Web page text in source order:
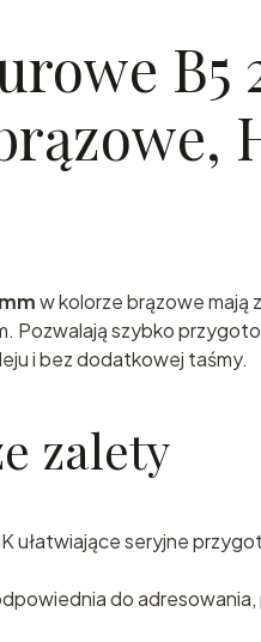
B5
w kolorze brązowe mają
Pozwalają szybko
i bez dodatkowej taśmy.
zalety
ułatwiające seryjne
do adresowania,